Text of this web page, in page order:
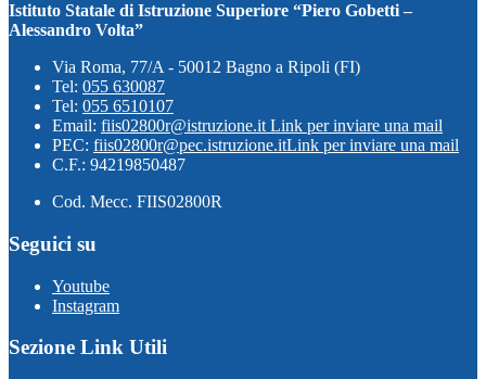
Istituto Statale di Istruzione Superiore “Piero Gobetti –
Alessandro Volta”
Via Roma, 77/A - 50012 Bagno a Ripoli (FI)
Tel: 055 630087
Tel: 055 6510107
Email: fiis02800r@istruzione.it Link per inviare una mail
PEC: fiis02800r@pec.istruzione.itLink per inviare una mail
C.F.: 94219850487
Cod. Mecc. FIIS02800R
Seguici su
Youtube
Instagram
Sezione Link Utili